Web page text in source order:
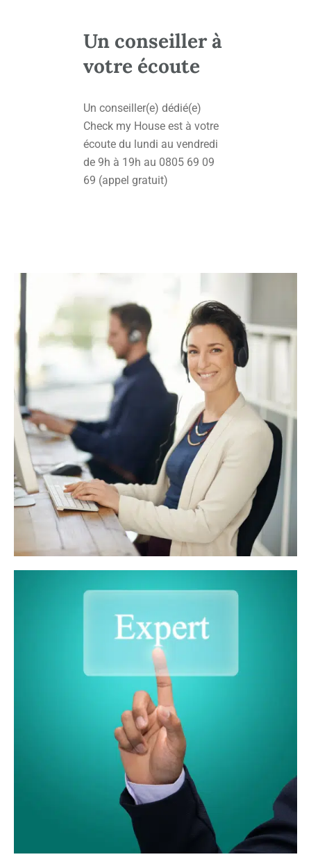
Un conseiller à
votre écoute
Un conseiller(e) dédié(e)
Check my House est à votre
écoute du lundi au vendredi
de 9h à 19h au 0805 69 09
69 (appel gratuit)